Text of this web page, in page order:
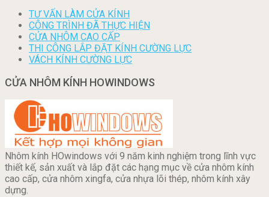
TƯ VẤN LÀM CỬA KÍNH
CÔNG TRÌNH ĐÃ THỰC HIỆN
CỬA NHÔM CAO CẤP
THI CÔNG LẮP ĐẶT KÍNH CƯỜNG LỰC
VÁCH KÍNH CƯỜNG LỰC
CỬA NHÔM KÍNH HOWINDOWS
Nhôm kính HOwindows với 9 năm kinh nghiệm trong lĩnh vực
thiết kế, sản xuất và lắp đặt các hạng mục về cửa nhôm kính
cao cấp, cửa nhôm xingfa, cửa nhựa lõi thép, nhôm kính xây
dựng.